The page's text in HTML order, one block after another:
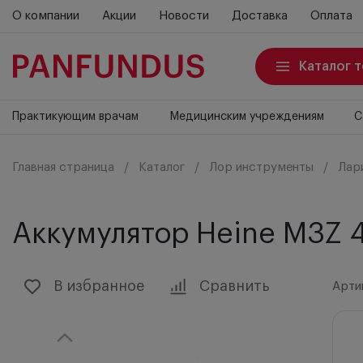
О компании Акции Новости Доставка Оплата
Каталог
Практикующим врачам Медицинским учреждениям
Главная страница Каталог Лор инструменты
Аккумулятор Heine M3Z
В избранное Сравнить